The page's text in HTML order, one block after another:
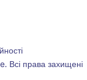
Всі права захищені